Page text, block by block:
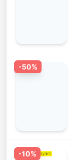
-50%
-10%